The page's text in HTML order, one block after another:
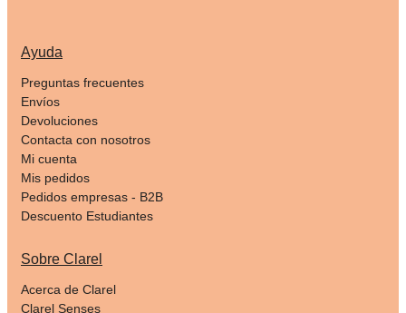
Ayuda
Preguntas frecuentes
Envíos
Devoluciones
Contacta con nosotros
Mi cuenta
Mis pedidos
Pedidos empresas - B2B
Descuento Estudiantes
Sobre Clarel
Acerca de Clarel
Clarel Senses